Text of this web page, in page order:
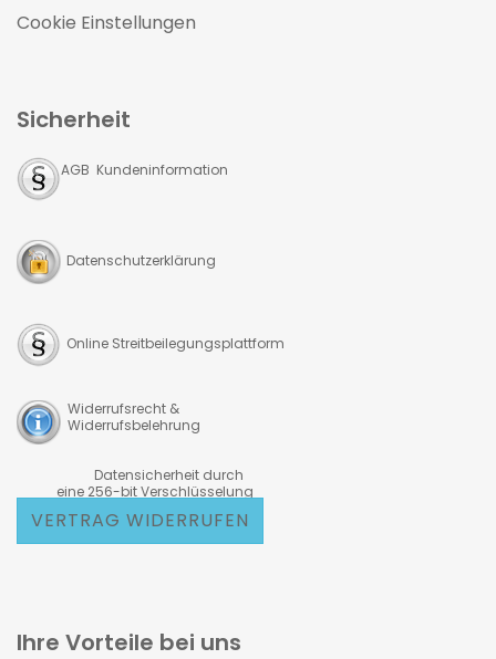
Cookie Einstellungen
Sicherheit
AGB Kundeninformation
Datenschutzerklärung
Online Streitbeilegungsplattform
Widerrufsrecht &
Widerrufsbelehrung
Datensicherheit durch
eine 256-bit Verschlüsselung
VERTRAG WIDERRUFEN
Ihre Vorteile bei uns